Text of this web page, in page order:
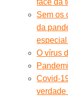
Sem os
da
O vírus
Covid-
verdade